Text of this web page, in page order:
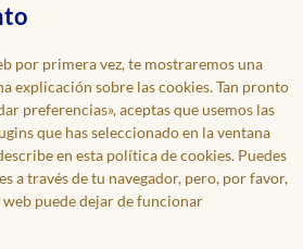
por primera vez, te mostraremos una
explicación sobre las cookies. Tan pronto
preferencias», aceptas que usemos las
que has seleccionado en la ventana
en esta política de cookies. Puedes
a través de tu navegador, pero, por favor,
puede dejar de funcionar